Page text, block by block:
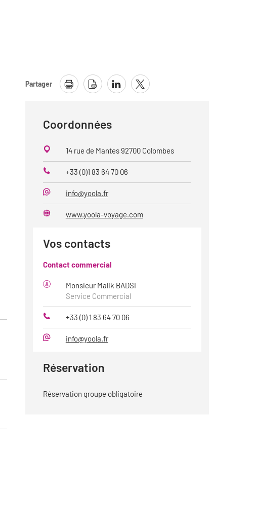
Partager
Coordonnées
14 rue de Mantes 92700 Colombes
Téléphone
+33 (0)1 83 64 70 06
Mail
info@yoola.fr
www.yoola-voyage.com
Vos contacts
Contact commercial
Monsieur Malik BADSI
Service Commercial
Téléphone
+33 (0) 1 83 64 70 06
info@yoola.fr
Réservation
Réservation groupe obligatoire